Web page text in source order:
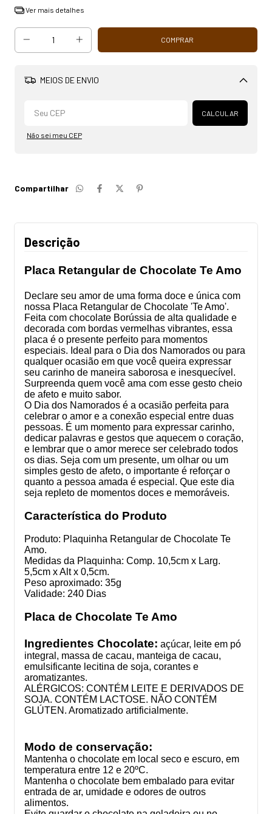
Ver mais detalhes
MEIOS DE ENVIO
Alterar CEP
CALCULAR
Não sei meu CEP
Compartilhar
Descrição
Placa Retangular de Chocolate Te Amo
Declare seu amor de uma forma doce e única com
nossa Placa Retangular de Chocolate 'Te Amo'.
Feita com chocolate Borússia de alta qualidade e
decorada com bordas vermelhas vibrantes, essa
placa é o presente perfeito para momentos
especiais. Ideal para o Dia dos Namorados ou para
qualquer ocasião em que você queira expressar
seu carinho de maneira saborosa e inesquecível.
Surpreenda quem você ama com esse gesto cheio
de afeto e muito sabor.
O Dia dos Namorados é a ocasião perfeita para
celebrar o amor e a conexão especial entre duas
pessoas. É um momento para expressar carinho,
dedicar palavras e gestos que aquecem o coração,
e lembrar que o amor merece ser celebrado todos
os dias. Seja com um presente, um olhar ou um
simples gesto de afeto, o importante é reforçar o
quanto a pessoa amada é especial. Que este dia
seja repleto de momentos doces e memoráveis.
Característica do Produto
Produto: Plaquinha Retangular de Chocolate Te
Amo.
Medidas da Plaquinha: Comp. 10,5cm x Larg.
5,5cm x Alt x 0,5cm.
Peso aproximado: 35g
Validade: 240 Dias
Placa de Chocolate Te Amo
Ingredientes Chocolate: açúcar, leite em pó
integral, massa de cacau, manteiga de cacau,
emulsificante lecitina de soja, corantes e
aromatizantes.
ALÉRGICOS: CONTÉM LEITE E DERIVADOS DE
SOJA. CONTÉM LACTOSE. NÃO CONTÉM
GLÚTEN. Aromatizado artificialmente.
Modo de conservação:
Mantenha o chocolate em local seco e escuro, em
temperatura entre 12 e 20ºC.
Mantenha o chocolate bem embalado para evitar
entrada de ar, umidade e odores de outros
alimentos.